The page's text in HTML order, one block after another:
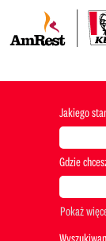
Jakiego
Gdzie
Pokaż